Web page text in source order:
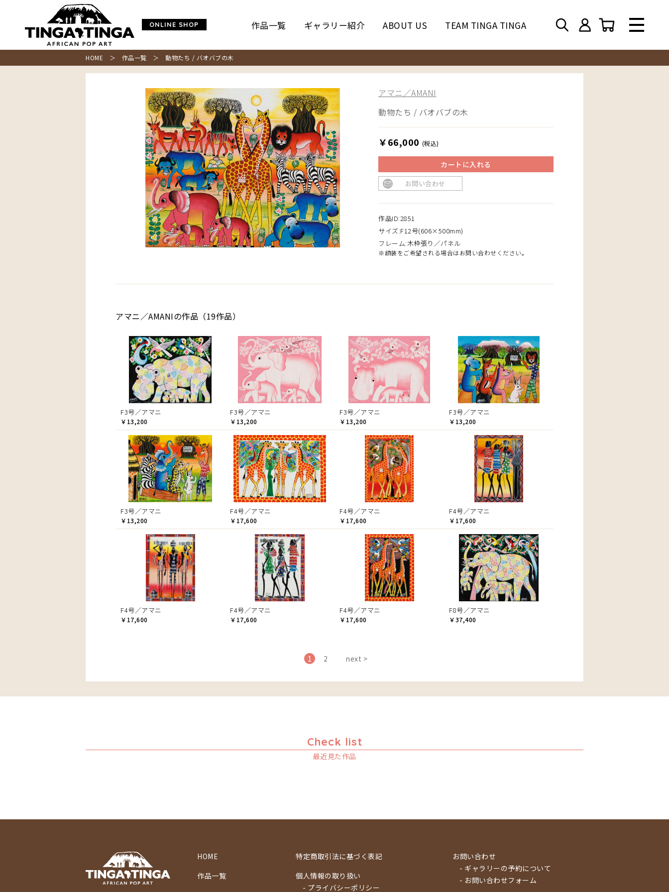
ONLINE SHOP 作品一覧 ギャラリー紹介 ABOUT US TEAM TINGA TINGA
HOME ＞ 作品一覧 ＞ 動物たち / バオバブの木
アマニ／AMANI
動物たち / バオバブの木
￥66,000 (税込)
カートに入れる
お問い合わせ
作品ID:2851
サイズ:F12号(606×500mm)
フレーム:木枠張り／パネル
※額装をご希望される場合はお問い合わせください。
アマニ／AMANIの作品（19作品）
F3号／アマニ
￥13,200
F3号／アマニ
￥13,200
F3号／アマニ
￥13,200
F3号／アマニ
￥13,200
F3号／アマニ
￥13,200
F4号／アマニ
￥17,600
F4号／アマニ
￥17,600
F4号／アマニ
￥17,600
F4号／アマニ
￥17,600
F4号／アマニ
￥17,600
F4号／アマニ
￥17,600
F8号／アマニ
￥37,400
1 2 next >
Check list
最近見た作品
HOME
作品一覧
特定商取引法に基づく表記
個人情報の取り扱い
- プライバシーポリシー
お問い合わせ
- ギャラリーの予約について
- お問い合わせフォーム